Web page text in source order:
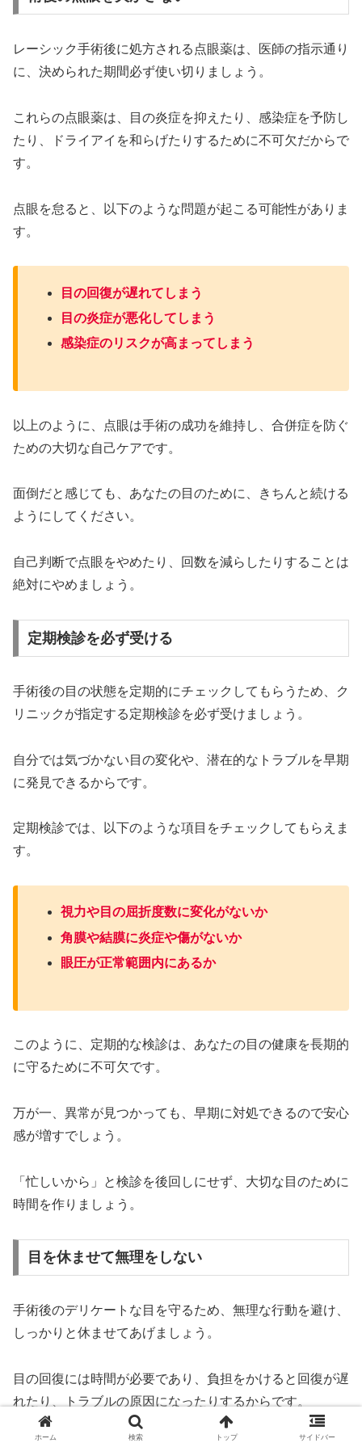
レーシック手術後に処方される点眼薬は、医師の指示通り
に、決められた期間必ず使い切りましょう。
これらの点眼薬は、目の炎症を抑えたり、感染症を予防し
たり、ドライアイを和らげたりするために不可欠だからで
す。
点眼を怠ると、以下のような問題が起こる可能性がありま
す。
目の回復が遅れてしまう
目の炎症が悪化してしまう
感染症のリスクが高まってしまう
以上のように、点眼は手術の成功を維持し、合併症を防ぐ
ための大切な自己ケアです。
面倒だと感じても、あなたの目のために、きちんと続ける
ようにしてください。
自己判断で点眼をやめたり、回数を減らしたりすることは
絶対にやめましょう。
定期検診を必ず受ける
手術後の目の状態を定期的にチェックしてもらうため、ク
リニックが指定する定期検診を必ず受けましょう。
自分では気づかない目の変化や、潜在的なトラブルを早期
に発見できるからです。
定期検診では、以下のような項目をチェックしてもらえま
す。
視力や目の屈折度数に変化がないか
角膜や結膜に炎症や傷がないか
眼圧が正常範囲内にあるか
このように、定期的な検診は、あなたの目の健康を長期的
に守るために不可欠です。
万が一、異常が見つかっても、早期に対処できるので安心
感が増すでしょう。
「忙しいから」と検診を後回しにせず、大切な目のために
時間を作りましょう。
目を休ませて無理をしない
手術後のデリケートな目を守るため、無理な行動を避け、
しっかりと休ませてあげましょう。
目の回復には時間が必要であり、負担をかけると回復が遅
れたり、トラブルの原因になったりするからです。
ホーム 検索 トップ サイドバー